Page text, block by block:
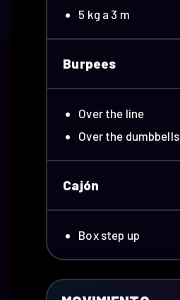
5 kg a 3 m
Burpees
Over the line
Over the dumbbells
Cajón
Box step up